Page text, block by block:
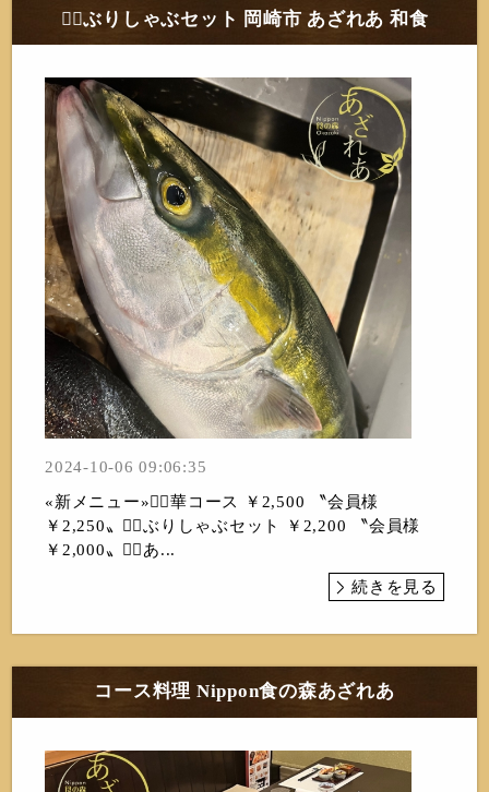
❁⃘ぶりしゃぶセット 岡崎市 あざれあ 和食
2024-10-06 09:06:35
«新メニュー»❁⃘華コース ￥2,500 〝会員様
￥2,250〟❁⃘ぶりしゃぶセット ￥2,200 〝会員様
￥2,000〟❁⃘あ...
続きを見る
コース料理 Nippon食の森あざれあ